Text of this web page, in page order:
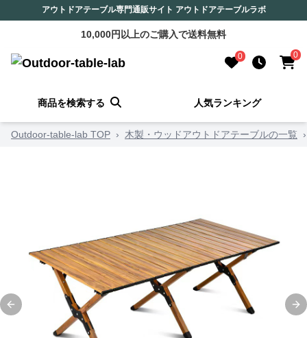
アウトドアテーブル専門通販サイト アウトドアテーブルラボ
10,000円以上のご購入で送料無料
0 0
商品を検索する 人気ランキング
Outdoor-table-lab TOP › 木製・ウッドアウトドアテーブルの一覧 ›
Previous slide